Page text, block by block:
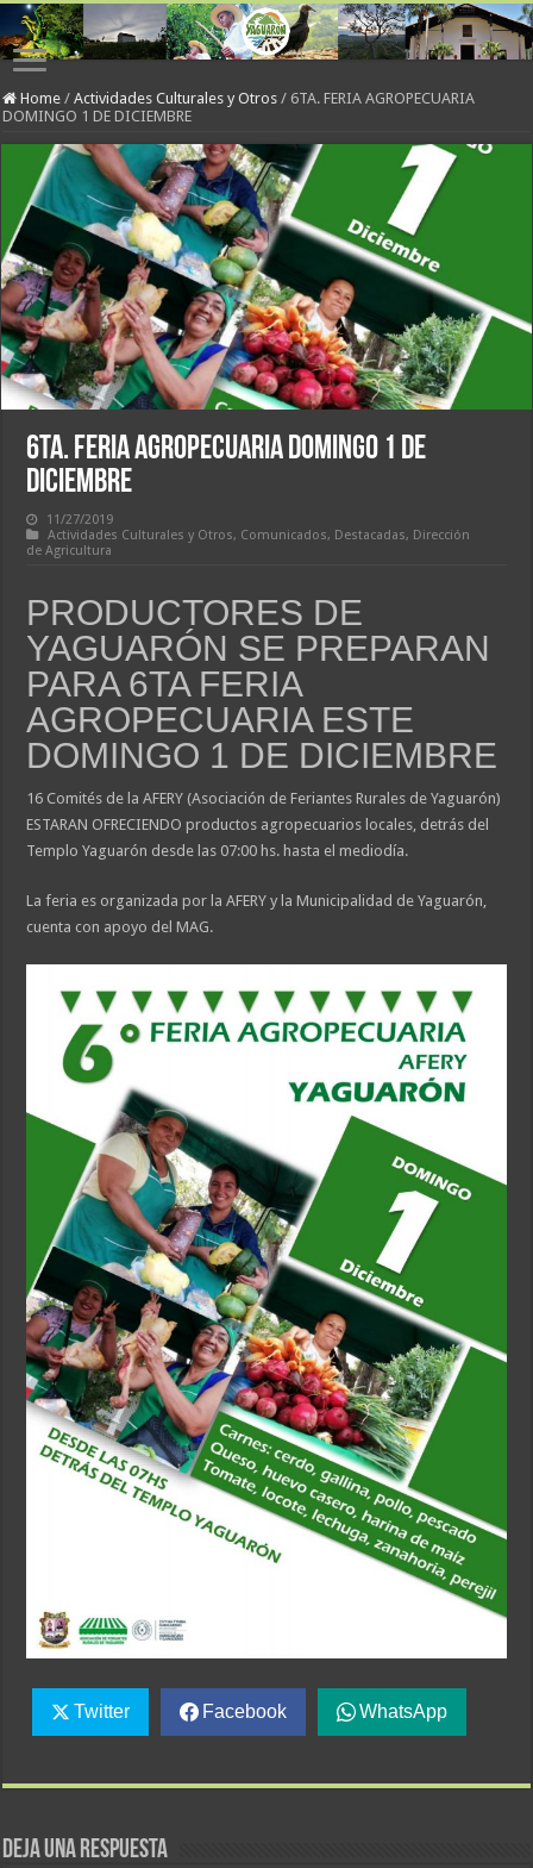
Home / Actividades Culturales y Otros / 6TA. FERIA AGROPECUARIA
DOMINGO 1 DE DICIEMBRE
6TA. FERIA AGROPECUARIA DOMINGO 1 DE
DICIEMBRE
11/27/2019
Actividades Culturales y Otros, Comunicados, Destacadas, Dirección
de Agricultura
PRODUCTORES DE
YAGUARÓN SE PREPARAN
PARA 6TA FERIA
AGROPECUARIA ESTE
DOMINGO 1 DE DICIEMBRE
16 Comités de la AFERY (Asociación de Feriantes Rurales de Yaguarón)
ESTARAN OFRECIENDO productos agropecuarios locales, detrás del
Templo Yaguarón desde las 07:00 hs. hasta el mediodía.
La feria es organizada por la AFERY y la Municipalidad de Yaguarón,
cuenta con apoyo del MAG.
Twitter Facebook WhatsApp
Deja una respuesta